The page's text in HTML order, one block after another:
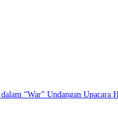
“War” Undangan Upacara